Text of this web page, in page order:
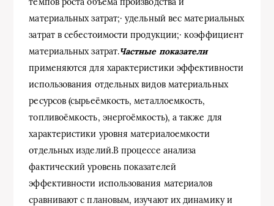
материальных затрат;· удельный вес материальных
затрат в себестоимости продукции;· коэффициент
материальных затрат.Частные показатели
применяются для характеристики эффективности
использования отдельных видов материальных
ресурсов (сырьеёмкость, металлоемкость,
топливоёмкость, энергоёмкость), а также для
характеристики уровня материалоемкости
отдельных изделий.В процессе анализа
фактический уровень показателей
эффективности использования материалов
сравнивают с плановым, изучают их динамику и